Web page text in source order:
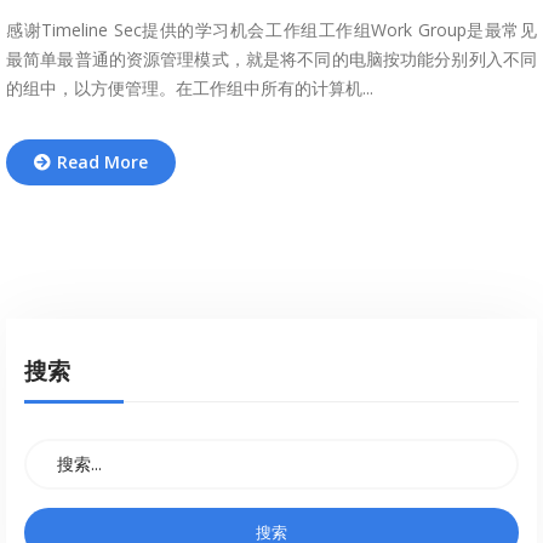
感谢Timeline Sec提供的学习机会工作组工作组Work Group是最常见
最简单最普通的资源管理模式，就是将不同的电脑按功能分别列入不同
的组中，以方便管理。在工作组中所有的计算机...
Read More
搜索